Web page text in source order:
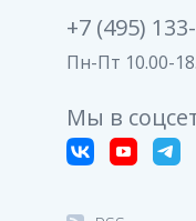
+7 (495)
Пн-Пт 10.00-
Мы в